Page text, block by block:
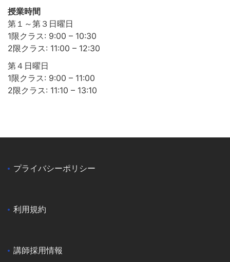
授業時間
第１～第３日曜日
1限クラス: 9:00 – 10:30
2限クラス: 11:00 – 12:30
第４日曜日
1限クラス: 9:00 – 11:00
2限クラス: 11:10 – 13:10
プライバシーポリシー
利用規約
講師採用情報